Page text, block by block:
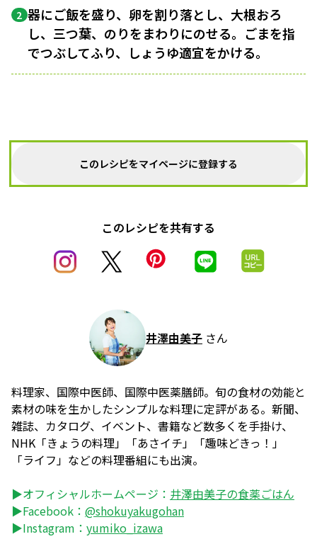
2 器にご飯を盛り、卵を割り落とし、大根おろ
し、三つ葉、のりをまわりにのせる。ごまを指
でつぶしてふり、しょうゆ適宜をかける。
このレシピをマイページに登録する
このレシピを共有する
井澤由美子 さん
料理家、国際中医師、国際中医薬膳師。旬の食材の効能と
素材の味を生かしたシンプルな料理に定評がある。新聞、
雑誌、カタログ、イベント、書籍など数多くを手掛け、
NHK「きょうの料理」「あさイチ」「趣味どきっ！」
「ライフ」などの料理番組にも出演。
▶オフィシャルホームページ： 井澤由美子の食薬ごはん
▶Facebook： @shokuyakugohan
▶Instagram： yumiko_izawa